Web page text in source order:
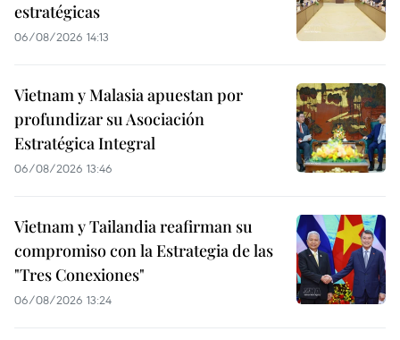
estratégicas
06/08/2026 14:13
Vietnam y Malasia apuestan por
profundizar su Asociación
Estratégica Integral
06/08/2026 13:46
Vietnam y Tailandia reafirman su
compromiso con la Estrategia de las
"Tres Conexiones"
06/08/2026 13:24